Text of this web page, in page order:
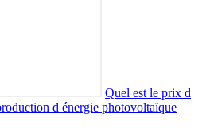
Quel est le prix d
d énergie photovoltaïque